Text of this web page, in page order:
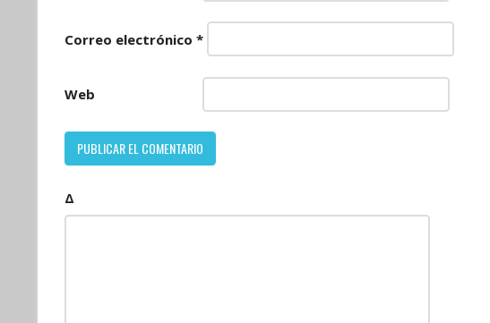
Correo electrónico *
Web
Δ